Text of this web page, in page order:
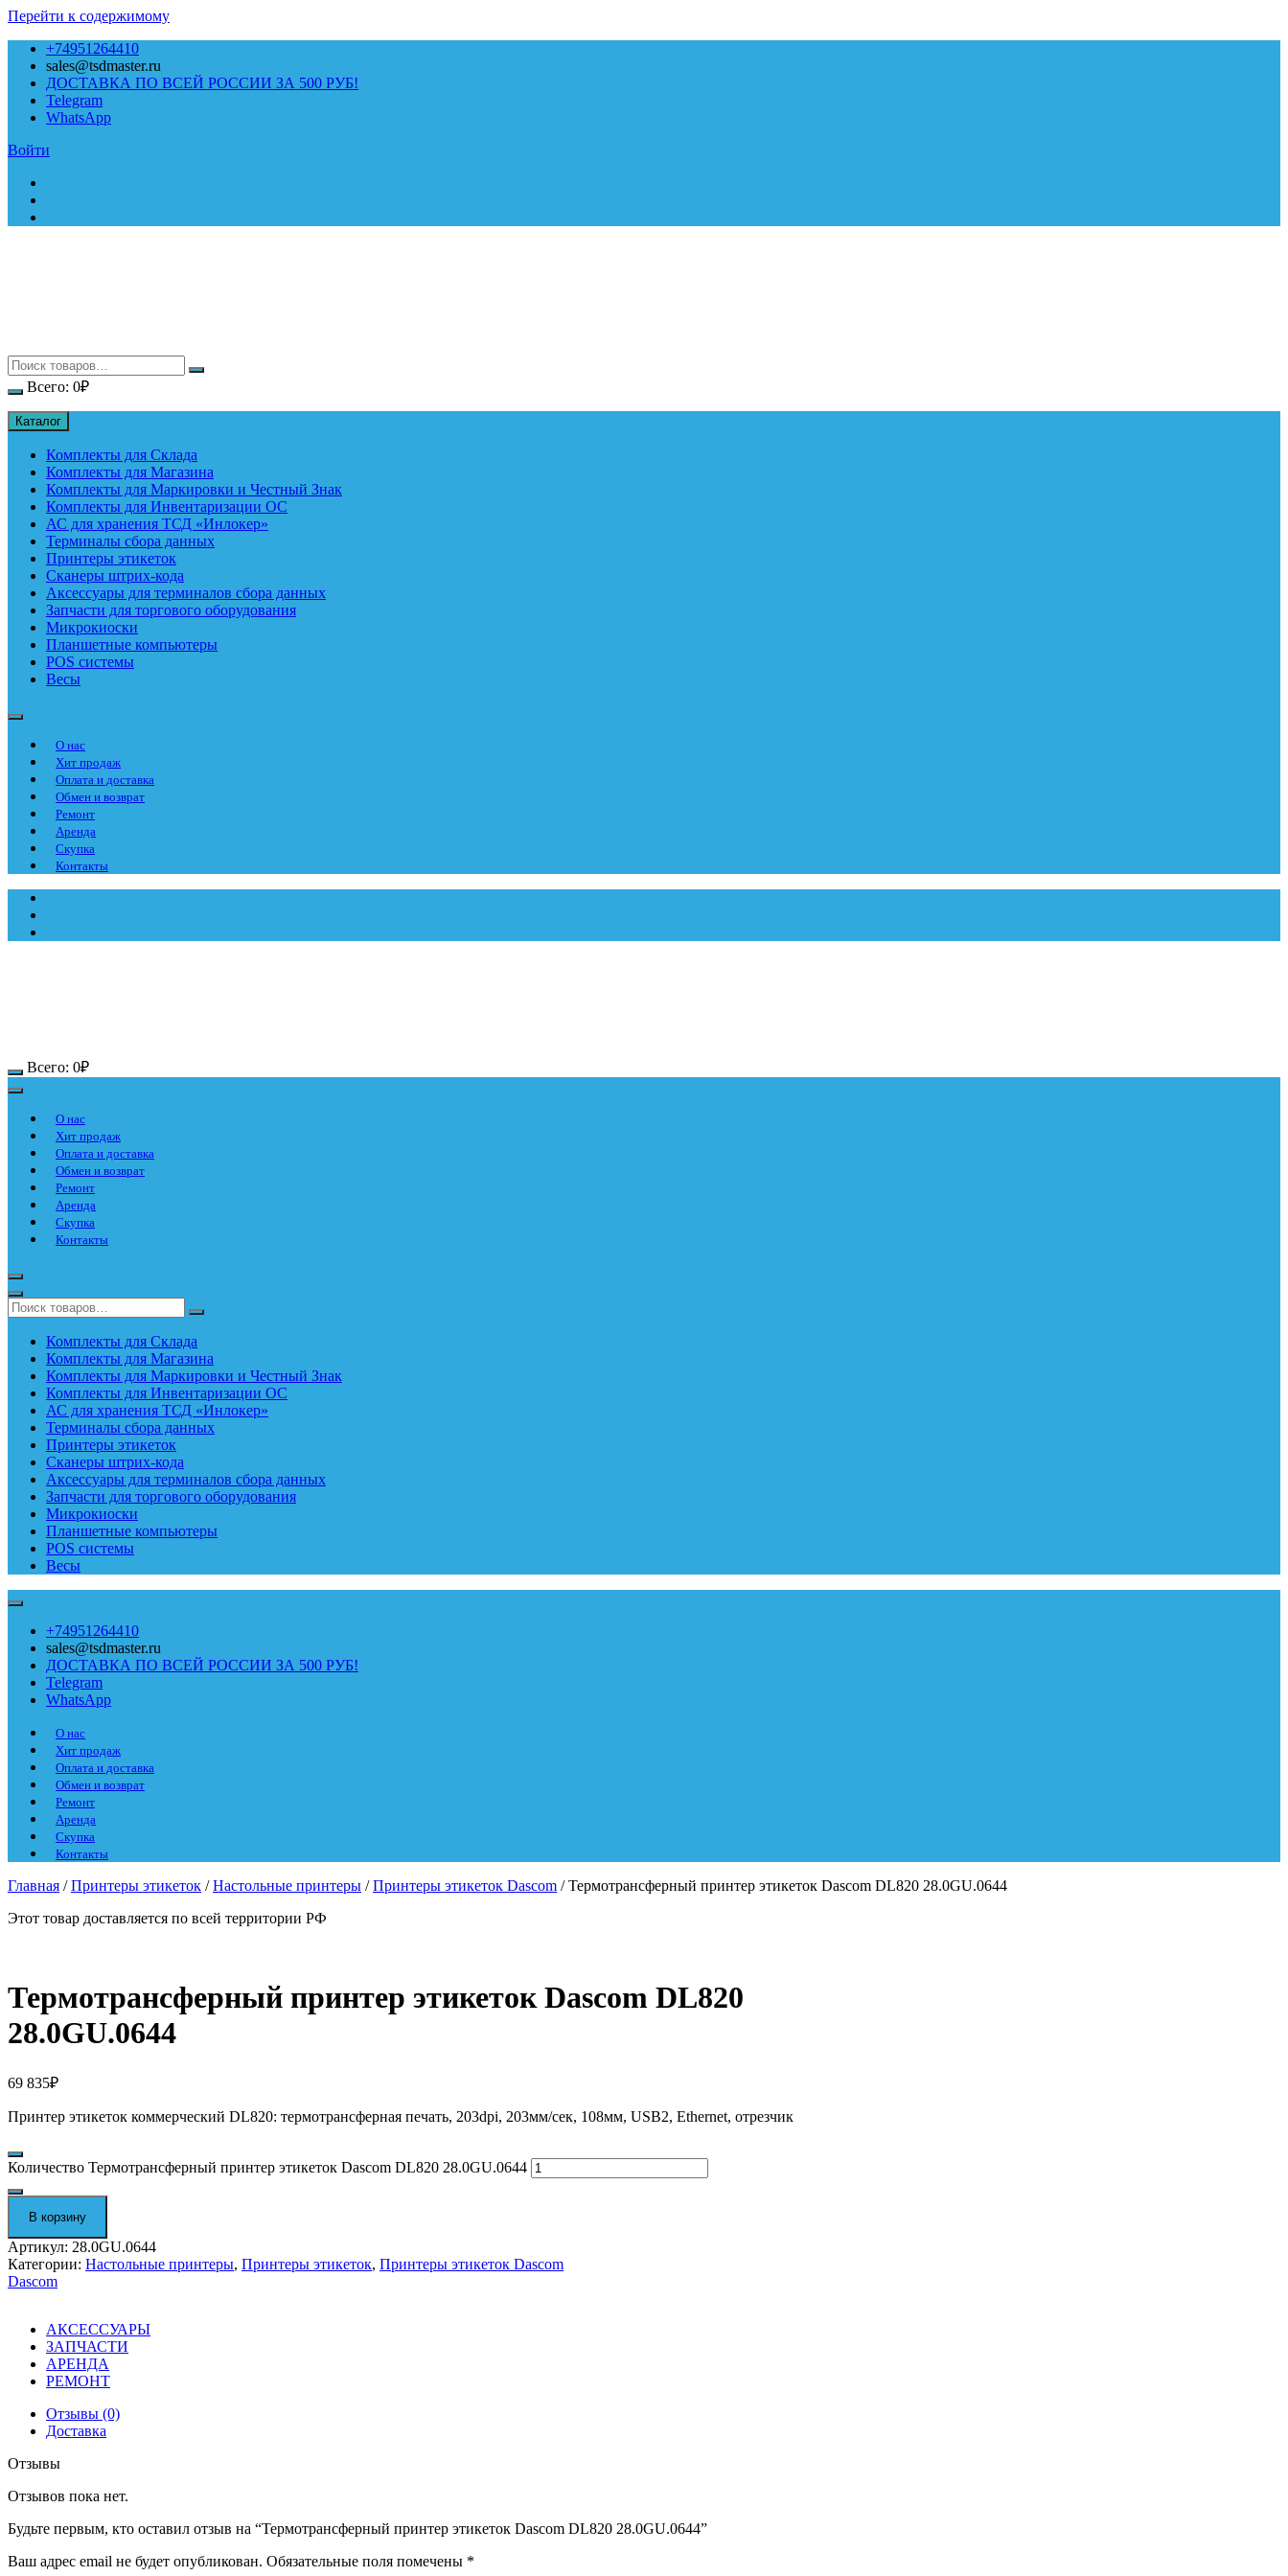
Перейти к содержимому
+74951264410
sales@tsdmaster.ru
ДОСТАВКА ПО ВСЕЙ РОССИИ ЗА 500 РУБ!
Telegram
WhatsApp
Войти
Всего: 0₽
Каталог
Комплекты для Склада
Комплекты для Магазина
Комплекты для Маркировки и Честный Знак
Комплекты для Инвентаризации ОС
АС для хранения ТСД «Инлокер»
Терминалы сбора данных
Принтеры этикеток
Сканеры штрих-кода
Аксессуары для терминалов сбора данных
Запчасти для торгового оборудования
Микрокиоски
Планшетные компьютеры
POS системы
Весы
О нас
Хит продаж
Оплата и доставка
Обмен и возврат
Ремонт
Аренда
Скупка
Контакты
Всего: 0₽
О нас
Хит продаж
Оплата и доставка
Обмен и возврат
Ремонт
Аренда
Скупка
Контакты
Комплекты для Склада
Комплекты для Магазина
Комплекты для Маркировки и Честный Знак
Комплекты для Инвентаризации ОС
АС для хранения ТСД «Инлокер»
Терминалы сбора данных
Принтеры этикеток
Сканеры штрих-кода
Аксессуары для терминалов сбора данных
Запчасти для торгового оборудования
Микрокиоски
Планшетные компьютеры
POS системы
Весы
+74951264410
sales@tsdmaster.ru
ДОСТАВКА ПО ВСЕЙ РОССИИ ЗА 500 РУБ!
Telegram
WhatsApp
О нас
Хит продаж
Оплата и доставка
Обмен и возврат
Ремонт
Аренда
Скупка
Контакты
Главная /Принтеры этикеток /Настольные принтеры /Принтеры этикеток Dascom / Термотрансферный принтер этикеток Dascom DL820 28.0GU.0644
Этот товар доставляется по всей территории РФ
Термотрансферный принтер этикеток Dascom DL820
28.0GU.0644
69 835₽
Принтер этикеток коммерческий DL820: термотрансферная печать, 203dpi, 203мм/сек, 108мм, USB2, Ethernet, отрезчик
Количество Термотрансферный принтер этикеток Dascom DL820 28.0GU.0644
В корзину
Артикул: 28.0GU.0644
Категории: Настольные принтеры, Принтеры этикеток, Принтеры этикеток Dascom
Dascom
АКСЕССУАРЫ
ЗАПЧАСТИ
АРЕНДА
РЕМОНТ
Отзывы (0)
Доставка
Отзывы
Отзывов пока нет.
Будьте первым, кто оставил отзыв на “Термотрансферный принтер этикеток Dascom DL820 28.0GU.0644”
Ваш адрес email не будет опубликован. Обязательные поля помечены *